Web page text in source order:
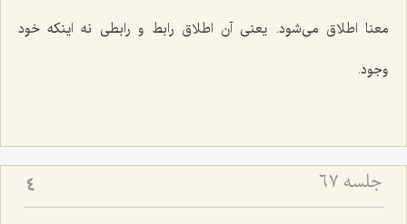
معنا اطلاق مى‌شود. یعنى آن اطلاق رابط و رابطى نه اینكه خود
وجود.
جلسه ۶۷ 4